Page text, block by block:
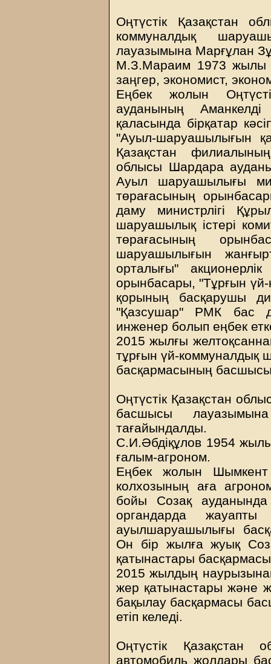
Оңтүстік Қазақстан
коммуналдық
лауазымына Марғұлан
М.З.Мараим 1973 жылы
заңгер, экономист,
Еңбек жолын
ауданының
қаласында бірқатар
"Ауыл-шаруашылығын
Қазақстан
облысы Шардара
Ауыл шаруашылығы
төрағасының
даму министрлігі
шаруашылық істері
төрағасының
шаруашылығын
орталығы"
орынбасары, "Тұрғын
қорының басқарушы
"Қазсушар" РМК бас
инженер болып еңбек
2015 жылғы
тұрғын үй-коммуналдық
басқармасының басшысы
Оңтүстік Қазақстан
басшысы
тағайындалды.
С.И.Әбдіқұлов 1954
ғалым-агроном.
Еңбек жолын
колхозының аға
бойы Созақ ауданында
органдарда жауапты
ауылшаруашылығы
Он бір жылға жуық
қатынастары
2015 жылдың
жер қатынастары және
бақылау басқармасы
етіп келеді.
Оңтүстік Қазақстан
автомобиль жолдары